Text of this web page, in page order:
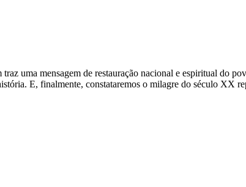
uma mensagem de restauração nacional e espiritual do
E, finalmente, constataremos o milagre do século XX